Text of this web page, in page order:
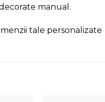
manual.
tale personalizate